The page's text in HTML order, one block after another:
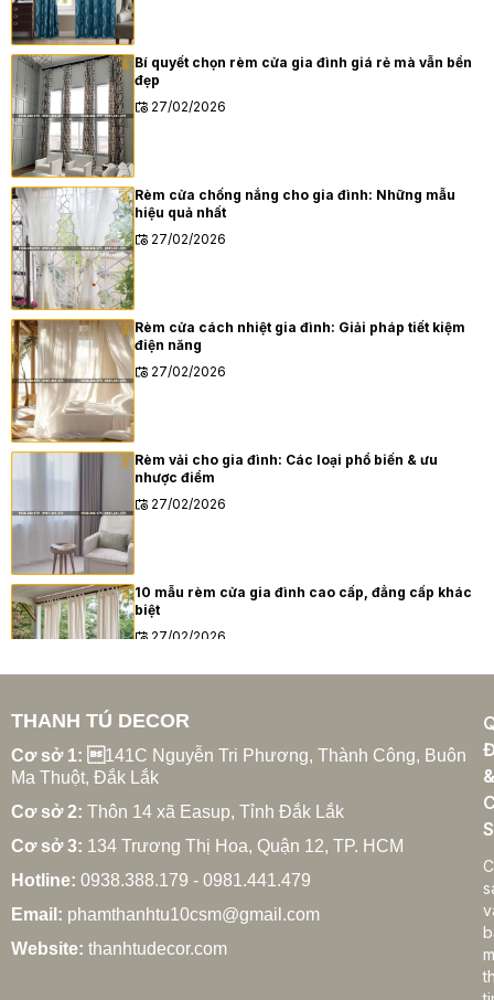
Bí quyết chọn rèm cửa gia đình giá rẻ mà vẫn bền
đẹp
27/02/2026
Rèm cửa chống nắng cho gia đình: Những mẫu
hiệu quả nhất
27/02/2026
Rèm cửa cách nhiệt gia đình: Giải pháp tiết kiệm
điện năng
27/02/2026
Rèm vải cho gia đình: Các loại phổ biến & ưu
nhược điểm
27/02/2026
10 mẫu rèm cửa gia đình cao cấp, đẳng cấp khác
biệt
27/02/2026
Xu hướng rèm cửa gia đình hiện đại năm 2025
27/02/2026
Cách chọn rèm cửa gia đình hợp phong thủy
27/02/2026
THANH TÚ DECOR
Cơ sở 1: 141C Nguyễn Tri Phương, Thành Công, Buôn
Ma Thuột, Đắk Lắk
Cơ sở 2: Thôn 14 xã Easup, Tỉnh Đắk Lắk
Cơ sở 3: 134 Trương Thị Hoa, Quận 12, TP. HCM
Hotline: 0938.388.179 - 0981.441.479
Email: phamthanhtu10csm@gmail.com
Website: thanhtudecor.com
&